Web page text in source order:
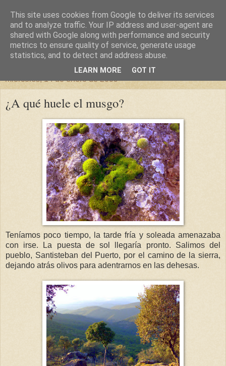
un sitio diferente
una casa para crecer, un castillo para soñar
miércoles, 14 de enero de 2009
¿A qué huele el musgo?
Teníamos poco tiempo, la tarde fría y soleada amenazaba
con irse. La puesta de sol llegaría pronto. Salimos del
pueblo, Santisteban del Puerto, por el camino de la sierra,
dejando atrás olivos para adentrarnos en las dehesas.
This site uses cookies from Google to deliver its services
and to analyze traffic. Your IP address and user-agent are
shared with Google along with performance and security
metrics to ensure quality of service, generate usage
statistics, and to detect and address abuse.
LEARN MORE GOT IT